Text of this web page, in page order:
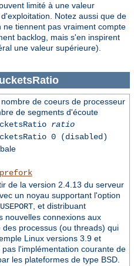
limité à une valeur
Notez aussi que de
tiennent pas vraiment compte
backlog, mais s'en inspirent
une valeur supérieure).
de coeurs de processeur
de segments d'écoute
ratio
0 (disabled)
prefork
de la version 2.4.13 du serveur
un noyau supportant l'option
, et distribuant
nouvelles connexions aux
des processus (ou threads) qui
Linux versions 3.9 et
l'implémentation courante de
les plateformes de type BSD.